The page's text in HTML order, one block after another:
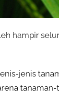
hampir
jenis